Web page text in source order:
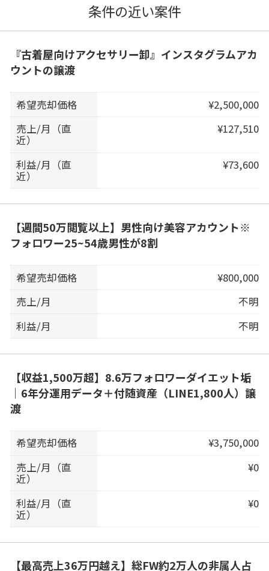
条件の近い案件
『古着屋向けアクセサリー卸』インスタグラムアカ
ウントの譲渡
希望売却価格
¥2,500,000
売上/月（直
近）
¥127,510
利益/月（直
近）
¥73,600
【週間50万閲覧以上】男性向け美容アカウント※
フォロワー25~54歳男性が8割
希望売却価格
¥800,000
売上/月
不明
利益/月
不明
【収益1,500万超】8.6万フォロワーダイエット垢
｜6年分運用データ＋付随資産（LINE1,800人）譲
渡
希望売却価格
¥3,750,000
売上/月（直
近）
¥0
利益/月（直
近）
¥0
【最高売上36万円越え】総FW約2万人の非属人占